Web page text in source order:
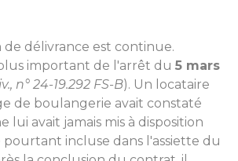
de délivrance est continue.
important de l'arrêt du 5 mars
n° 24-19.292 FS-B). Un locataire
de boulangerie avait constaté
lui avait jamais mis à disposition
incluse dans l'assiette du